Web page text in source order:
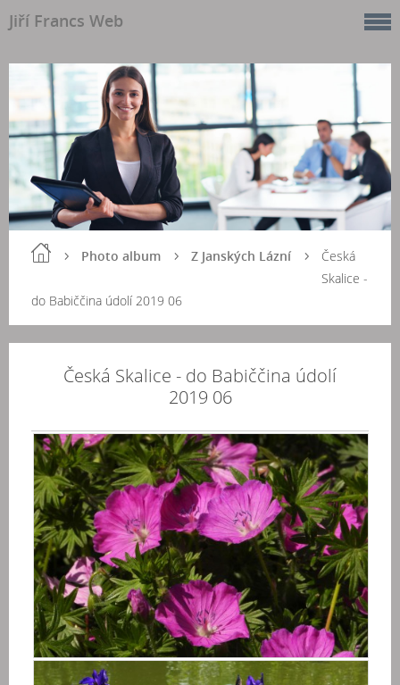
Jiří Francs Web
Photo album Z Janských Lázní
Česká
Skalice -
do Babiččina údolí 2019 06
Česká Skalice - do Babiččina údolí
2019 06